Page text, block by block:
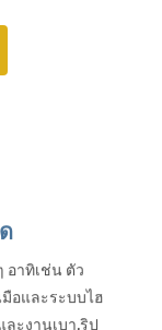
าทิเช่น ตัว
อและระบบไฮ
ะงานเบา,ริป
ขุด